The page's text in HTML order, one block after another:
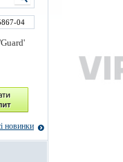
04
новинки